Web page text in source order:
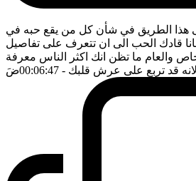
الى هذا الطريق في شأن كل من يقع حبه في
قادك الحب الى ان تتعرف على تفاصيل
والعام ما تظن انك اكثر الناس معرفة
قد تربع على عرش قلبك - 00:06:47 ضَ